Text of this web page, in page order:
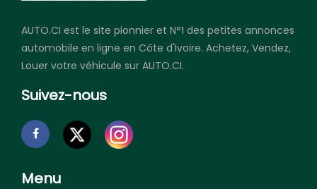
AUTO.CI est le site pionnier et N°1 des petites annonces
automobile en ligne en Côte d'Ivoire. Achetez, Vendez,
Louer votre véhicule sur AUTO.CI.
Suivez-nous
Menu